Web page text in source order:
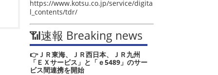
https://www.kotsu.co.jp/service/digita
l_contents/tdr/
📶速報 Breaking news
👉ＪＲ東海、ＪＲ西日本、ＪＲ九州
「ＥＸサービス」と「ｅ5489」のサー
ビス間連携を開始